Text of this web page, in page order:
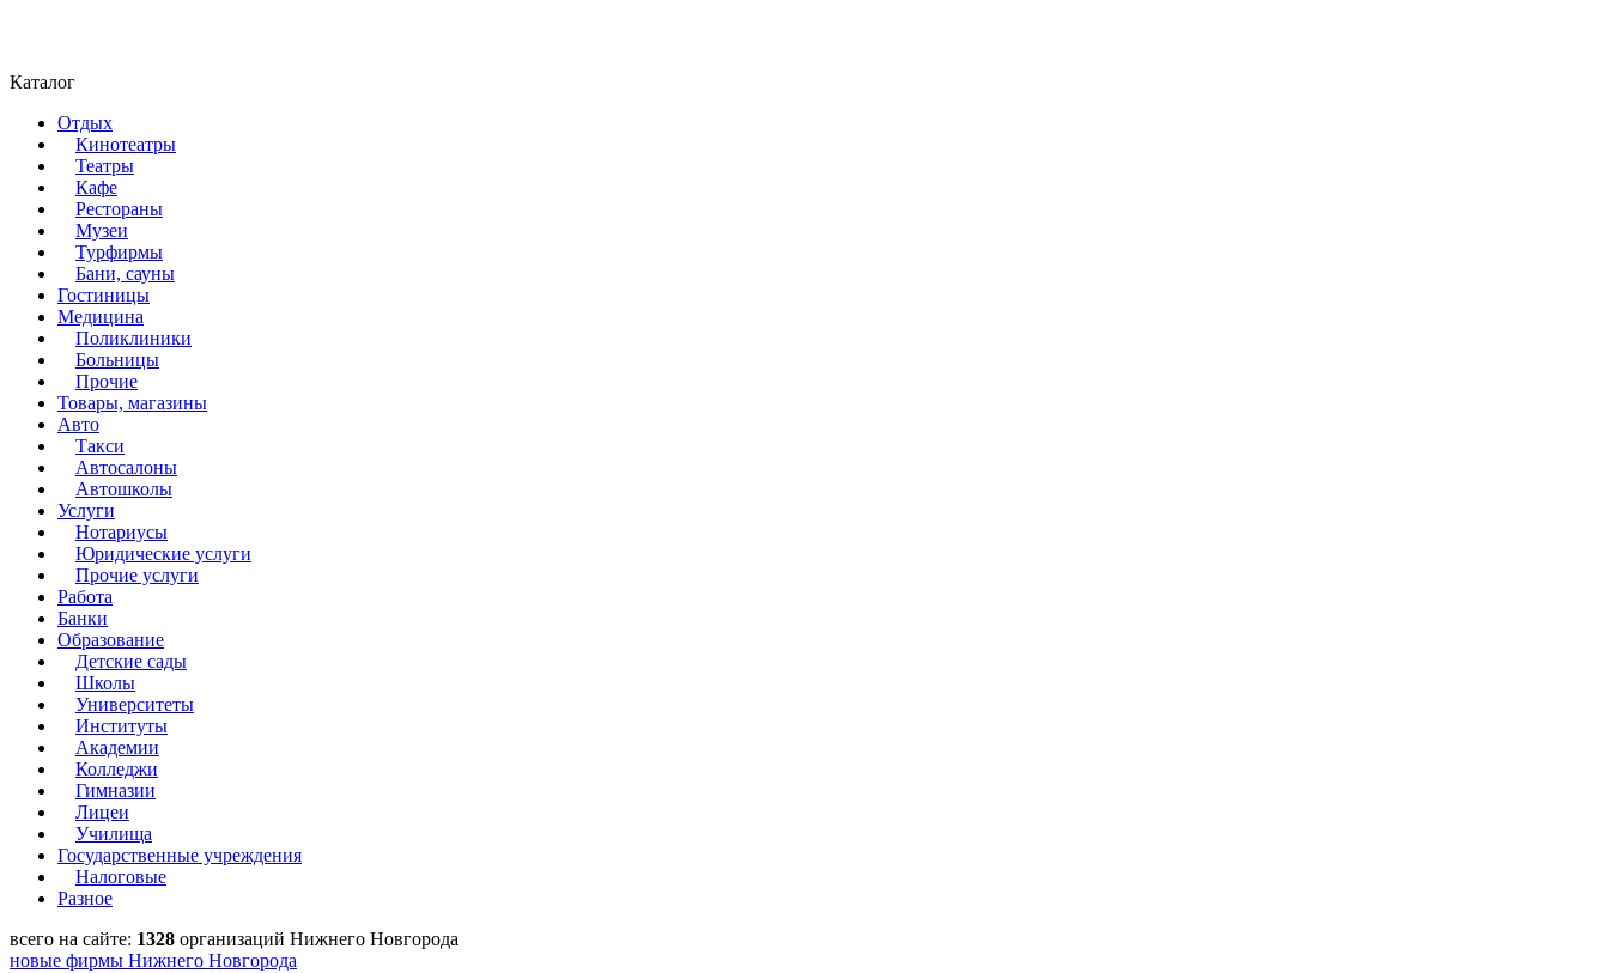
Каталог
Отдых
Кинотеатры
Театры
Кафе
Рестораны
Музеи
Турфирмы
Бани, сауны
Гостиницы
Медицина
Поликлиники
Больницы
Прочие
Товары, магазины
Авто
Такси
Автосалоны
Автошколы
Услуги
Нотариусы
Юридические услуги
Прочие услуги
Работа
Банки
Образование
Детские сады
Школы
Университеты
Институты
Академии
Колледжи
Гимназии
Лицеи
Училища
Государственные учреждения
Налоговые
Разное
всего на сайте: 1328 организаций Нижнего Новгорода
новые фирмы Нижнего Новгорода